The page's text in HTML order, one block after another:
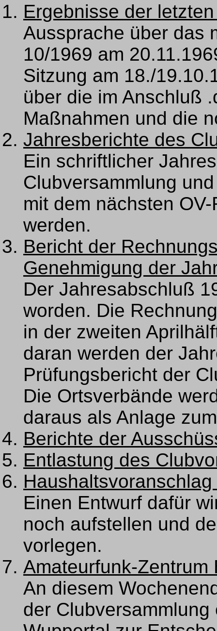
Ergebnisse der
Aussprache über das
10/1969 am
Sitzung am 18./
über die im Anschluß
Maßnahmen und die
Jahresberichte des
Ein schriftlicher
Clubversammlung
mit dem nächsten
werden.
Bericht der
Genehmigung der
Der Jahresabschluß
worden. Die
in der zweiten
daran werden der
Prüfungsbericht der
Die Ortsverbände
daraus als Anlage
Berichte der
Entlastung des
Einen Entwurf dafür
noch aufstellen und
vorlegen.
Amateurfunk-Zentrum
An diesem
der